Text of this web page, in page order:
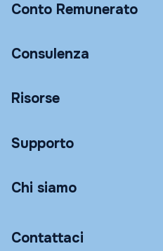
Conto Remunerato
Consulenza
Risorse
Supporto
Chi siamo
Contattaci